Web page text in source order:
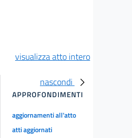
visualizza atto intero
nascondi
APPROFONDIMENTI
aggiornamenti all'atto
atti aggiornati